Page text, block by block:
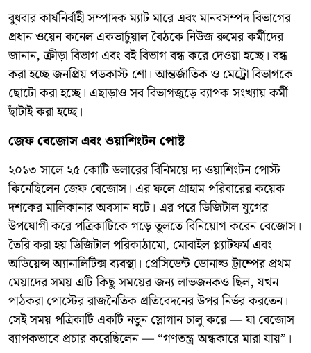
বুধবার কার্যনির্বাহী সম্পাদক ম্যাট মারে এবং মানবসম্পদ বিভাগের
প্রধান ওয়েন কনেল একভার্চুয়াল বৈঠকে নিউজ রুমের কর্মীদের
জানান, ক্রীড়া বিভাগ এবং বই বিভাগ বন্ধ করে দেওয়া হচ্ছে। বন্ধ
করা হচ্ছে জনপ্রিয় পডকাস্ট শো। আন্তর্জাতিক ও মেট্রো বিভাগকে
ছোটো করা হচ্ছে। এছাড়াও সব বিভাগজুড়ে ব্যাপক সংখ্যায় কর্মী
ছাঁটাই করা হচ্ছে।
জেফ বেজোস এবং ওয়াশিংটন পোষ্ট
২০১৩ সালে ২৫ কোটি ডলারের বিনিময়ে দ্য ওয়াশিংটন পোস্ট
কিনেছিলেন জেফ বেজোস। এর ফলে গ্রাহাম পরিবারের কয়েক
দশকের মালিকানার অবসান ঘটে। এর পরে ডিজিটাল যুগের
উপযোগী করে পত্রিকাটিকে গড়ে তুলতে বিনিয়োগ করেন বেজোস।
তৈরি করা হয় ডিজিটাল পরিকাঠামো, মোবাইল প্ল্যাটফর্ম এবং
অডিয়েন্স অ্যানালিটিক্স ব্যবস্থা। প্রেসিডেন্ট ডোনাল্ড ট্রাম্পের প্রথম
মেয়াদের সময় এটি কিছু সময়ের জন্য লাভজনকও ছিল, যখন
পাঠকরা পোস্টের রাজনৈতিক প্রতিবেদনের উপর নির্ভর করতেন।
সেই সময় পত্রিকাটি একটি নতুন স্লোগান চালু করে — যা বেজোস
ব্যাপকভাবে প্রচার করেছিলেন — “গণতন্ত্র অন্ধকারে মারা যায়”।